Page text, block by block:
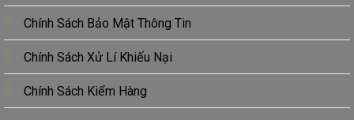
Chính Sách Bảo Mật Thông Tin
Chính Sách Xử Lí Khiếu Nại
Chính Sách Kiểm Hàng